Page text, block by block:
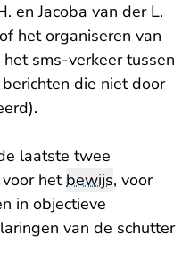
en Jacoba van der L.
het organiseren van
sms-verkeer tussen
die niet door
laatste twee
hetbewijs, voor
in objectieve
van de schutter